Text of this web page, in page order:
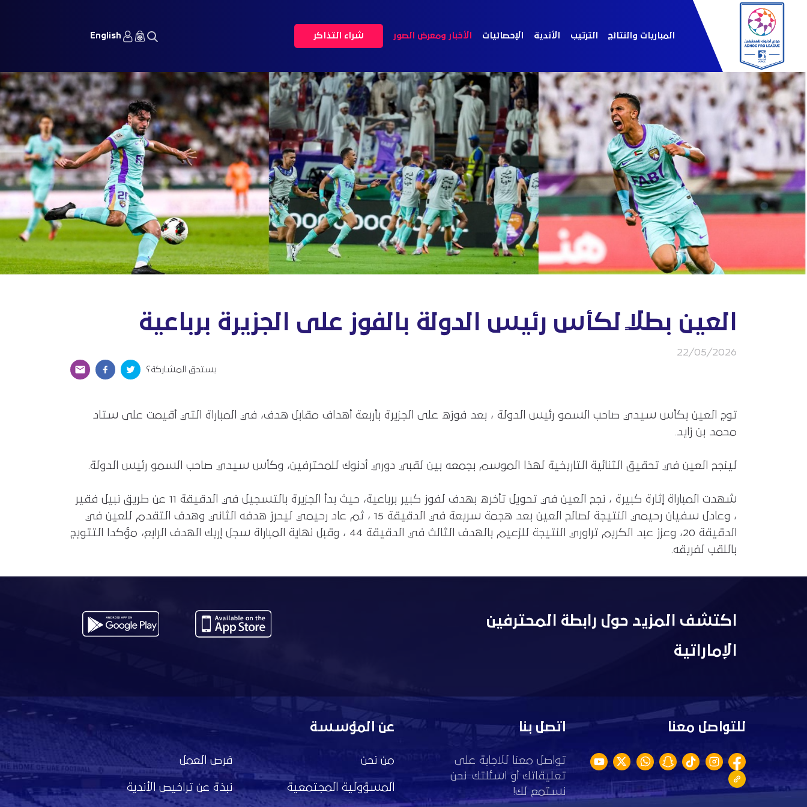
المباريات والنتائج الترتيب الأندية الإحصائيات الأخبار ومعرض الصور شراء التذاكر English
العين بطلًا لكأس رئيس الدولة بالفوز على الجزيرة برباعية
22/05/2026
يستحق المشاركة؟
توج العين بكأس سيدي صاحب السمو رئيس الدولة ، بعد فوزه على الجزيرة بأربعة أهداف مقابل هدف، في المباراة التي أقيمت على ستاد
محمد بن زايد.
لينجح العين في تحقيق الثنائية التاريخية لهذا الموسم بجمعه بين لقبي دوري أدنوك للمحترفين، وكأس سيدي صاحب السمو رئيس الدولة.
شهدت المباراة إثارة كبيرة ، نجح العين في تحويل تأخره بهدف لفوز كبير برباعية، حيث بدأ الجزيرة بالتسجيل في الدقيقة 11 عن طريق نبيل فقير
، وعادل سفيان رحيمي النتيجة لصالح العين بعد هجمة سريعة في الدقيقة 15 ، ثم عاد رحيمي ليحرز هدفه الثاني وهدف التقدم للعين في
الدقيقة 20، وعزز عبد الكريم تراوري النتيجة للزعيم بالهدف الثالث في الدقيقة 44 ، وقبل نهاية المباراة سجل إريك الهدف الرابع، مؤكدا التتويج
باللقب لفريقه.
اكتشف المزيد حول رابطة المحترفين
الإماراتية
للتواصل معنا اتصل بنا
تواصل معنا للاجابة على
تعليقاتك أو اسئلتك. نحن
نستمع لك!
عن المؤسسة
من نحن فرص العمل
المسؤولية المجتمعية نبذة عن تراخيص الأندية